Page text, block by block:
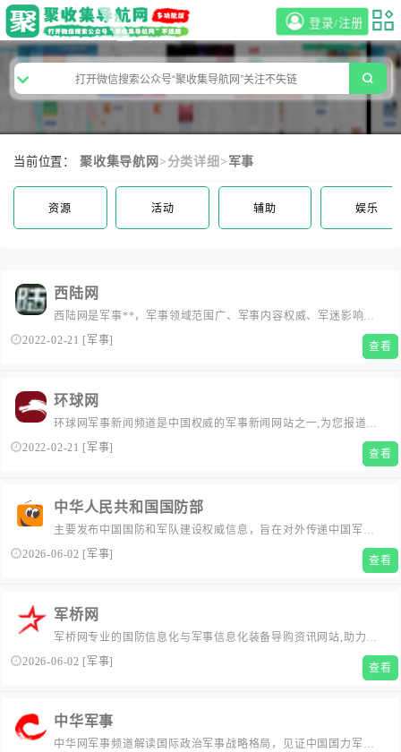
登录/注册
当前位置： 聚收集导航网 >分类详细> 军事
资源 活动 辅助 娱乐
西陆网
西陆网是军事**，军事领域范围广、军事内容权威、军迷影响力
大、历史悠久。为大国之崛起，关注军事利益，对比国际军事力
2022-02-21 [军事] 查看
环球网
环球网军事新闻频道是中国权威的军事新闻网站之一,为您报道中
国、国际等军事新闻及军情谍报。包括:中国军事、国际军事、军
2022-02-21 [军事] 查看
中华人民共和国国防部
主要发布中国国防和军队建设权威信息，旨在对外传递中国军方
声音，宣传中国国防政策，加强与外军交流合作，展示中国军队
2026-06-02 [军事] 查看
军桥网
军桥网专业的国防信息化与军事信息化装备导购资讯网站,助力协
同融合，助力国防信息化；搭建军地沟通桥梁！
2026-06-02 [军事] 查看
中华军事
中华网军事频道解读国际政治军事战略格局，见证中国国力军力